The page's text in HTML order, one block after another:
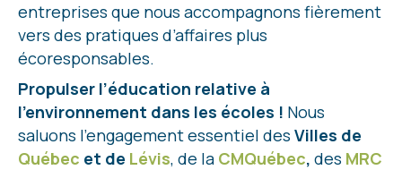
entreprises que nous accompagnons fièrement
vers des pratiques d’affaires plus
écoresponsables.
Propulser l’éducation relative à
l’environnement dans les écoles ! Nous
saluons l’engagement essentiel des Villes de
Québec et de Lévis, de la CMQuébec, des MRC